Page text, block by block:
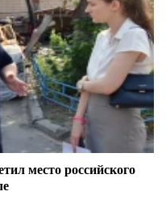
место российского